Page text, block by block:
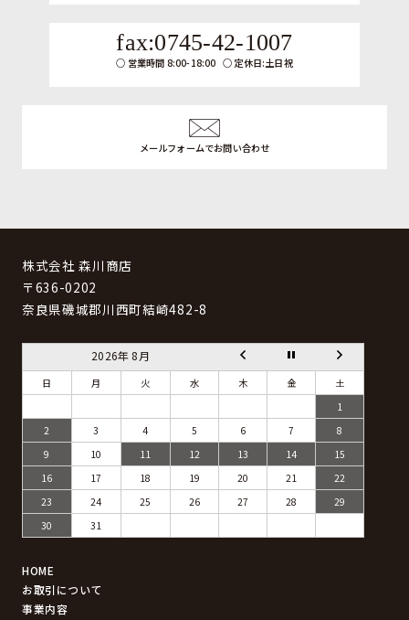
fax:0745-42-1007
営業時間 8:00-18:00 定休日:土日祝
メールフォームでお問い合わせ
株式会社 森川商店
〒636-0202
奈良県磯城郡川西町結崎482-8
2026年 8月
日 月 火 水 木 金
土
1
2
3 4 5 6 7
8
9
10 11 12 13 14
15
16
17 18 19 20 21
22
23
24 25 26 27 28
29
30
31
HOME
お取引について
事業内容